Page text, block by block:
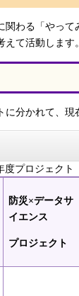
関わる「やって
て活動します。
分かれて、現
度プロジェクト
防災×データサ
イエンス
プロジェクト